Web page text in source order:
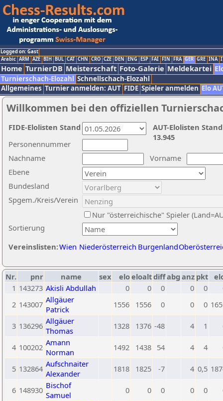
Logged on: Gast
Arabic ARM AZE BIH BUL CAT CHN CRO CZE DEN ENG ESP FAI FIN FRA GER GRE INA
Home TurnierDB Meisterschaft Foto-Galerie Meldekartei
Turnierschach-Elozahl Schnellschach-Elozahl
Allgemeines Turnier anmelden: AUT FIDE Spieler anmelden Elo
Willkommen bei den offiziellen
Nachname
Vorname
Ebene
Sortierung
Personennummer
Bundesland
Spgem./Kreis/Verein
Nur "österreichische" Spieler
Vereinslisten:Wien Niederösterreich Burgenland
AUT-Elolisten
13.945
FIDE-Elolisten Stand
Nr. pnr name sex eloeloaltdiffabg anz pkt
1 143273 Akisli Abdullah 0 0 0 0 0
2 143007 Allgäuer
Patrick
1556 1556 0 0 0
3 136296 Allgäuer
Thomas
1328 1376 -48 4 1
4 100202 Amann
Norman
1492 1438 54 4 4
5 132864 Aufschnaiter
Alexander
1818 1825 -7 4 0,5
6 148930 Bischof
Samuel
0 0 0 0 0